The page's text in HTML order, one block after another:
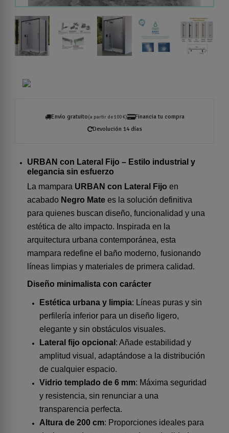
Envío gratuito(a partir de 100 €)
Financia tu compra
Devolución 14 días
URBAN con Lateral Fijo – Estilo industrial y
elegancia sin esfuerzo
La mampara URBAN con Lateral Fijo en
acabado Negro Mate es la solución definitiva
para quienes buscan diseño, funcionalidad y una
estética de alto impacto. Inspirada en la
arquitectura urbana contemporánea, esta
mampara redefine el baño moderno, fusionando
líneas limpias y materiales de primera calidad.
Diseño minimalista con carácter
Estética urbana y limpia: Líneas puras y sin
perfilería inferior para un diseño ligero,
elegante y sin obstáculos visuales.
Lateral fijo opcional : Añade estabilidad y
amplitud visual, adaptándose a la distribución
de cualquier espacio.
Vidrio templado de 6 mm: Máxima seguridad
y resistencia, sin renunciar a una
transparencia perfecta.
Altura de 200 cm: Proporciones ideales para